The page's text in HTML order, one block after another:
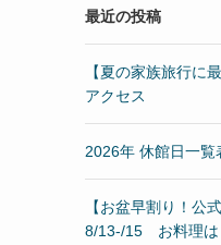
最近の投稿
【夏の家族旅行に
アクセス
2026年 休館日一覧
【お盆早割り！公
8/13-/15 お料理は